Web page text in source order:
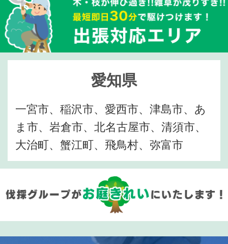
愛知県
一宮市、稲沢市、愛西市、津島市、あ
ま市、岩倉市、北名古屋市、清須市、
大治町、蟹江町、飛鳥村、弥富市